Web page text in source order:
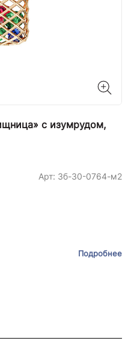
с изумрудом,
Арт: 3б-30-0764-м2
Подробнее